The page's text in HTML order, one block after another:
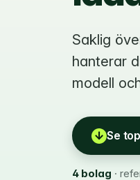
Saklig
hanterar
modell
↓ Se
4 bolag ·